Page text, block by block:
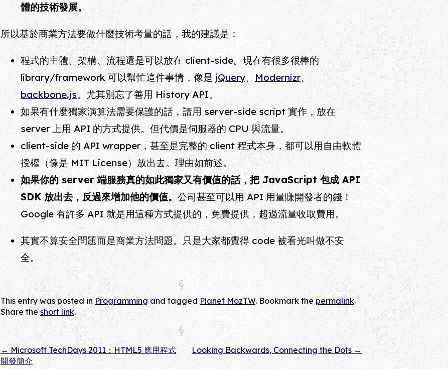
體的技術發展。
所以基於商業方法要做什麼技術考量的話，我的建議是：
程式的主體、架構、流程還是可以放在 client-side。現在有很多很棒的
library/framework 可以幫忙這件事情，像是jQuery、Modernizr、
backbone.js。尤其別忘了善用 History API。
如果有什麼獨家演算法需要保護的話，請用 server-side script 實作，放在
server 上用 API 的方式提供。但代價是伺服器的 CPU 與流量。
client-side 的 API wrapper，甚至是完整的 client 程式本身，都可以用自由軟體
授權（像是 MIT License）放出去。理由如前述。
如果你的 server 端服務真的如此獨家又有價值的話，把 JavaScript 包成 API
SDK 放出去，反過來增加他的價值。 公司甚至可以用 API 用量賺開發者的錢！
Google 有許多 API 就是用這種方式提供的，免費提供，超過流量收取費用。
其實不算安全問題而是商業方法問題。只是大家都覺得 code 被看光叫做不安
全。
This entry was posted in Programmingand taggedPlanet MozTW. Bookmark the permalink.
Share theshort link.
Post navigation
← Microsoft TechDays 2011：HTML5 應用程式
開發簡介
Looking Backwards, Connecting the Dots →